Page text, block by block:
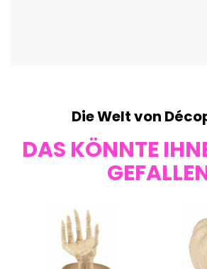
Die Welt von
DAS KÖNNTE